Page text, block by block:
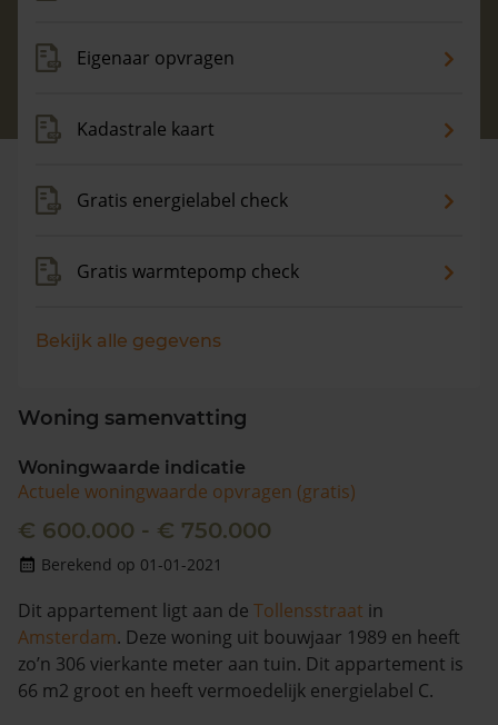
Eigenaar opvragen
Kadastrale kaart
Gratis energielabel check
Gratis warmtepomp check
Bekijk alle gegevens
Woning samenvatting
Woningwaarde indicatie
Actuele woningwaarde opvragen (gratis)
€ 600.000 - € 750.000
Berekend op 01-01-2021
Dit appartement ligt aan de Tollensstraat in
Amsterdam. Deze woning uit bouwjaar 1989 en heeft
zo’n 306 vierkante meter aan tuin. Dit appartement is
66 m2 groot en heeft vermoedelijk energielabel C.